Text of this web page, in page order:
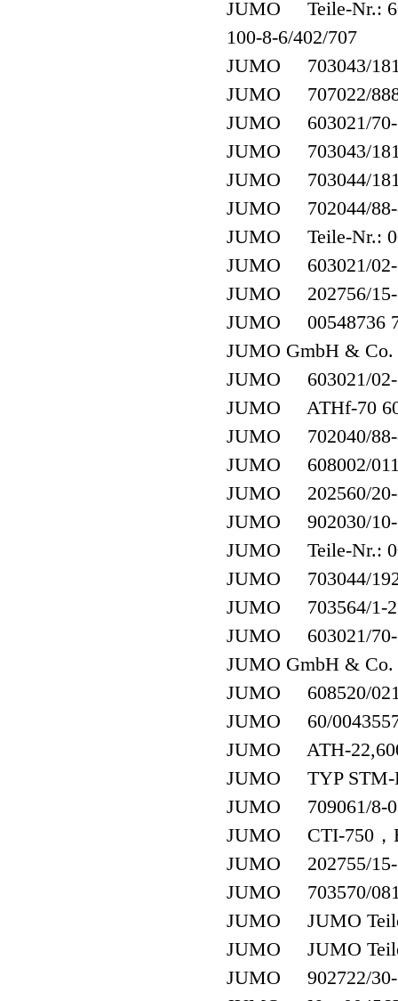
JUMO Teile-Nr.:
100-8-6/402/707
JUMO 703043/
JUMO 707022/
JUMO 603021/70-
JUMO 703043/
JUMO 703044/
JUMO 702044/88-
JUMO Teile-Nr.:
JUMO 603021/02-
JUMO 202756/15-
JUMO 00548736
JUMO GmbH & Co.
JUMO 603021/02-
JUMO ATHf-70
JUMO 702040/88-
JUMO 608002/
JUMO 202560/20-
JUMO 902030/10-
JUMO Teile-Nr.:
JUMO 703044/
JUMO 703564/1-
JUMO 603021/70-
JUMO GmbH &
JUMO 608520/
JUMO 60/
JUMO ATH-
JUMO TYP STM-
JUMO 709061/8-
JUMO CTI-750，
JUMO 202755/15-
JUMO 703570/
JUMO JUMO
JUMO JUMO
JUMO 902722/30-